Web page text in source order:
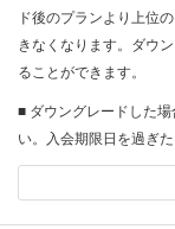
ド後のプランより上位
きなくなります。ダウ
ることができます。
■ ダウングレードした
い。入会期限日を過ぎ